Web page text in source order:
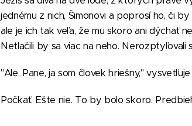
jednému z nich, Šimonovi a poprosí ho, či
ale je ich tak veľa, že mu skoro ani dýchať
Netlačili by sa viac na neho. Nerozptyľovali
"Ale, Pane, ja som človek hriešny,"
Počkať. Ešte nie. To by bolo skoro.